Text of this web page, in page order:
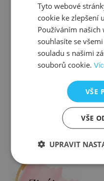
Zjistit více
Kontrola
Zjistit více
Tyto webové
cookie ke zlepšení
Používáním
souhlasíte se
souladu s našimi
souborů cookie.
VŠE
VŠE
UPRAVIT